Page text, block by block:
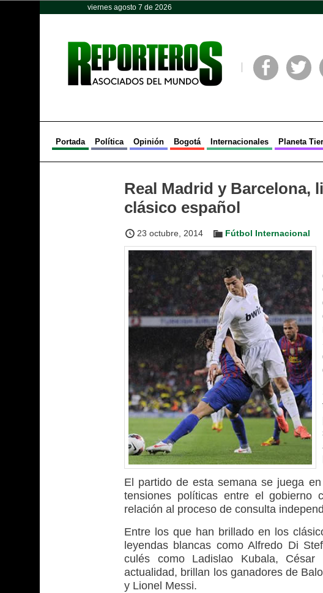
viernes agosto 7 de 2026
Portada Política Opinión Bogotá Internacionales Planeta
Real Madrid y Barcelona,
clásico español
23 octubre, 2014 Fútbol Internacional
El partido de esta semana se juega
tensiones políticas entre el
relación al proceso de consulta
Entre los que han brillado en los
leyendas blancas como Alfredo Di
culés como Ladislao Kubala,
actualidad, brillan los ganadores de
y Lionel Messi.
Opinión Política